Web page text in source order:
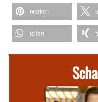
merken
teilen